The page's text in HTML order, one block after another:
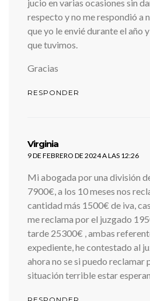
jucio en varias ocasiones sin
respecto y no me respondió a
que yo le envié durante el año
que tuvimos.
Gracias
RESPONDER
Virginia
9 DE FEBRERO DE 2024 A LAS 12:26
Mi abogada por una división
7900€, a los 10 meses nos
cantidad más 1500€ de iva,
me reclama por el juzgado
tarde 25300€ , ambas
expediente, he contestado al
ahora no se si puedo reclamar
situación terrible estar